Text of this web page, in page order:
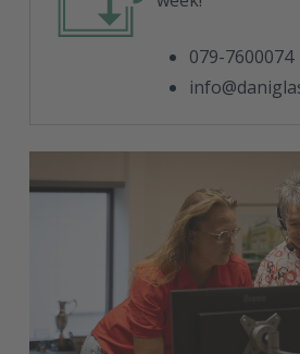
079-7600074